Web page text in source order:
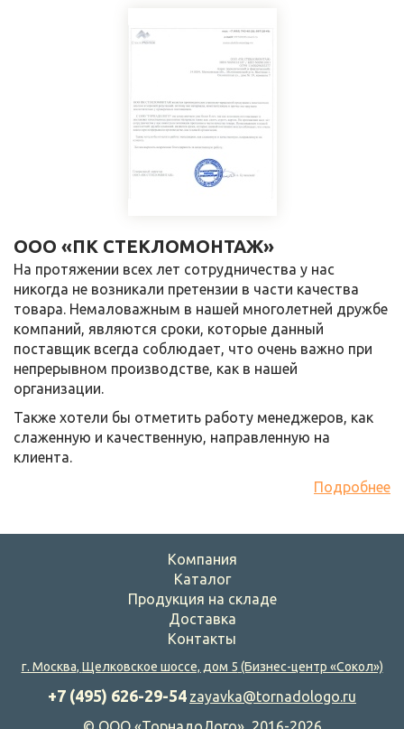
ООО «ПК СТЕКЛОМОНТАЖ»
На протяжении всех лет сотрудничества у нас
никогда не возникали претензии в части качества
товара. Немаловажным в нашей многолетней дружбе
компаний, являются сроки, которые данный
поставщик всегда соблюдает, что очень важно при
непрерывном производстве, как в нашей
организации.
Также хотели бы отметить работу менеджеров, как
слаженную и качественную, направленную на
клиента.
Подробнее
Компания
Каталог
Продукция на складе
Доставка
Контакты
г. Москва, Щелковское шоссе, дом 5 (Бизнес-центр «Сокол»)
+7 (495) 626-29-54 zayavka@tornadologo.ru